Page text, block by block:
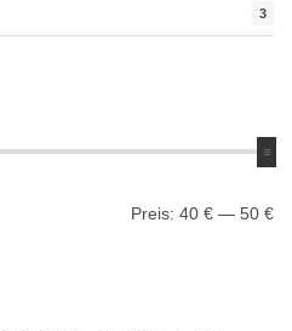
3
Preis: 40 € — 50 €